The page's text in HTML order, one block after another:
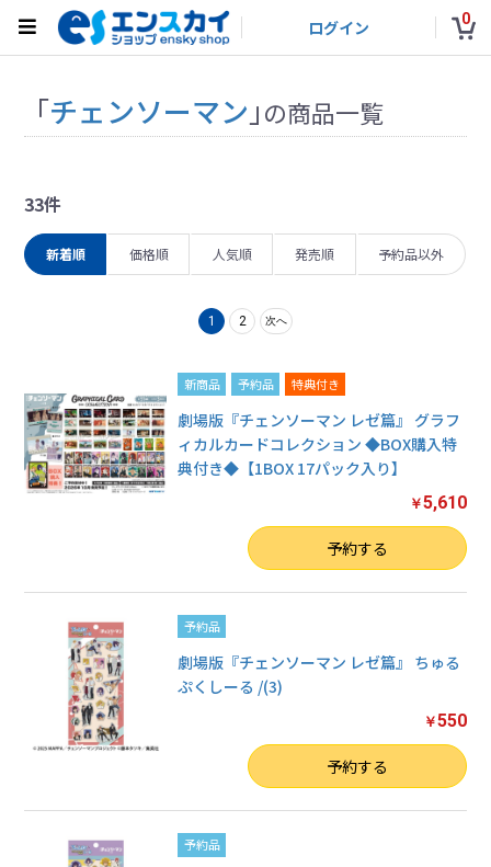
ログイン 0
「チェンソーマン 」の商品一覧
33件
新着順 価格順 人気順 発売順 予約品以外
1 2 次へ
新商品 予約品 特典付き
劇場版『チェンソーマン レゼ篇』 グラフ
ィカルカードコレクション ◆BOX購入特
典付き◆【1BOX 17パック入り】
￥5,610
予約する
予約品
劇場版『チェンソーマン レゼ篇』 ちゅる
ぷくしーる /(3)
￥550
予約する
予約品